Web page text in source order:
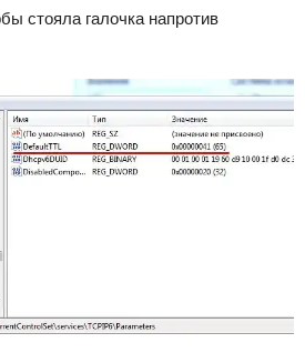
стояла галочка напротив